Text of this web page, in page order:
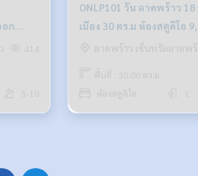
อก
959-414
5-10
ONLP101 วัน ลาดพร้าว 18
เมือง 30 ตร.ม ห้องสตูดิโอ
091-942-6249
ลาดพร้าว เซ็นทรัลลาดพร้
พื้นที่ : 30.00 ตร.ม.
ห้องสตูดิโอ